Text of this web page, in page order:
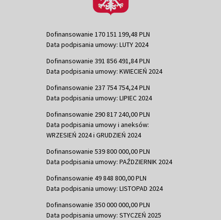
Dofinansowanie 170 151 199,48 PLN
Data podpisania umowy: LUTY 2024
Dofinansowanie 391 856 491,84 PLN
Data podpisania umowy: KWIECIEŃ 2024
Dofinansowanie 237 754 754,24 PLN
Data podpisania umowy: LIPIEC 2024
Dofinansowanie 290 817 240,00 PLN
Data podpisania umowy i aneksów:
WRZESIEŃ 2024 i GRUDZIEŃ 2024
Dofinansowanie 539 800 000,00 PLN
Data podpisania umowy: PAŹDZIERNIK 2024
Dofinansowanie 49 848 800,00 PLN
Data podpisania umowy: LISTOPAD 2024
Dofinansowanie 350 000 000,00 PLN
Data podpisania umowy: STYCZEŃ 2025